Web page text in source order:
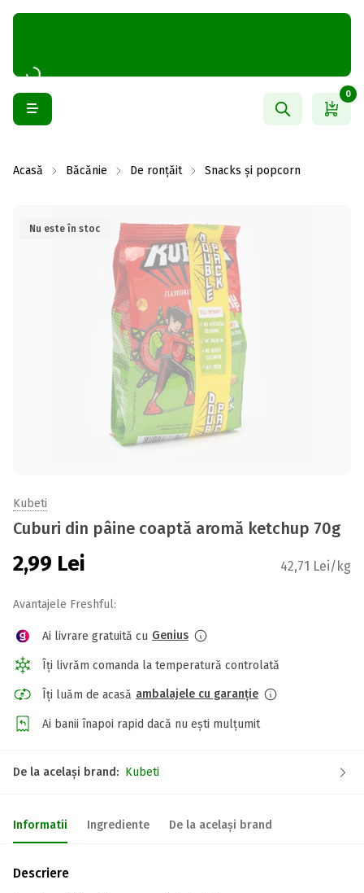
0
Acasă Băcănie De ronțăit Snacks și popcorn
Nu este în stoc
Kubeti
Cuburi din pâine coaptă aromă ketchup 70g
2,99 Lei 42,71 Lei/kg
Avantajele Freshful:
Ai livrare gratuită cu Genius
Îți livrăm comanda la temperatură controlată
Îți luăm de acasă ambalajele cu garanție
Ai banii înapoi rapid dacă nu ești mulțumit
De la același brand: Kubeti
Informatii Ingrediente De la același brand
Descriere